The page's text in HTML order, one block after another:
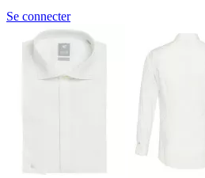
Se connecter